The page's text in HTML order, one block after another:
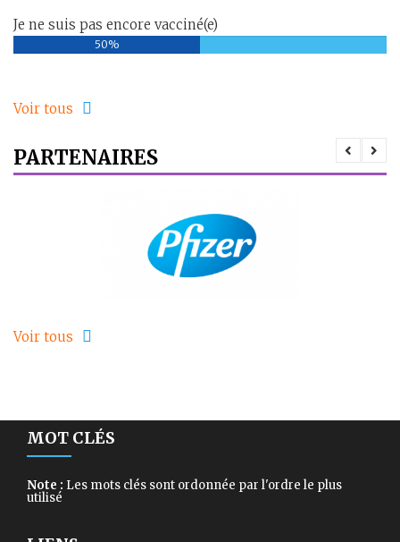
Je ne suis pas encore vacciné(e)
50%
Voir tous
PARTENAIRES
Voir tous
MOT CLÉS
Note : Les mots clés sont ordonnée par l'ordre le plus
utilisé